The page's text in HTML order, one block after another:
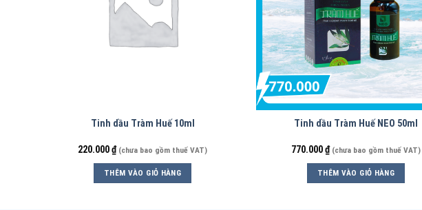
Tinh dầu Tràm Huế 10ml
220.000₫ (chưa bao gồm thuế VAT)
THÊM VÀO GIỎ HÀNG
Tinh dầu Tràm Huế NEO 50ml
770.000₫ (chưa bao gồm thuế VAT)
THÊM VÀO GIỎ HÀNG